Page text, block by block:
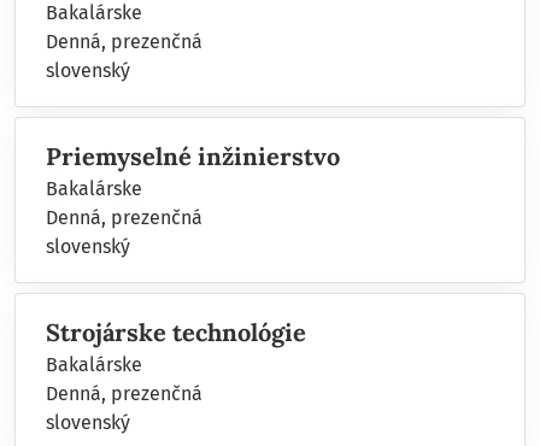
Bakalárske
Denná, prezenčná
slovenský
Priemyselné inžinierstvo
Bakalárske
Denná, prezenčná
slovenský
Strojárske technológie
Bakalárske
Denná, prezenčná
slovenský